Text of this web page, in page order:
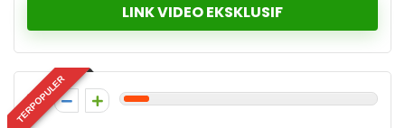
LINK VIDEO EKSKLUSIF
TERPOPULER
1